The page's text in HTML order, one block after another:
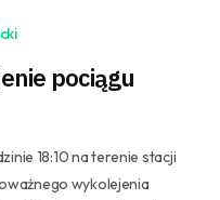
pociągu
18:10 na terenie stacji
wykolejenia